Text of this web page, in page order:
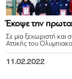
Έκοψε την
Σε μια ξεχωριστή
Αττικής του
11.02.2022